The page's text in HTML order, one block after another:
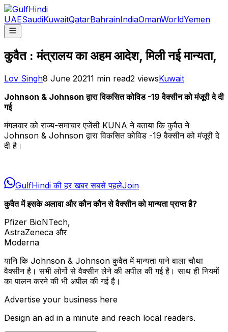
UAESaudiKuwaitQatarBahrainIndiaOmanWorldYemen
कुवैत : मंत्रालय का अहम आदेश, मिली नई मान्यता,
Lov Singh8 June 20211 min read2 viewsKuwait
Johnson & Johnson द्वारा विकसित कोविड -19 वैक्सीन को मंजूरी दे दी
गई
मंगलवार को राज्य-समाचार एजेंसी KUNA ने बताया कि कुवैत ने
Johnson & Johnson द्वारा विकसित कोविड -19 वैक्सीन को मंजूरी दे
दी है।
GulfHindi की हर खबर सबसे पहलेJoin
कुवैत में इसके अलावा और कौन कौन से वैक्सीन को मान्यता प्राप्त है?
Pfizer BioNTech,
AstraZeneca और
Moderna
यानि कि Johnson & Johnson कुवैत में मान्यता पाने वाला चौथा
वैक्सीन है। सभी लोगों से वैक्सीन लेने की अपील की गई है। साथ ही नियमों
का पालन करने की भी अपील की गई है।
Advertise your business here
Design an ad in a minute and reach local readers.